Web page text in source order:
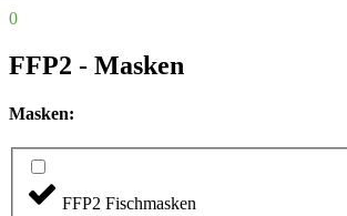
0
FFP2 - Masken
Masken:
FFP2 Fischmasken